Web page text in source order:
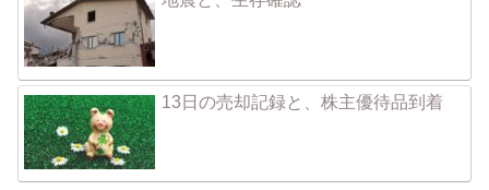
13日の売却記録と、株主優待品到着